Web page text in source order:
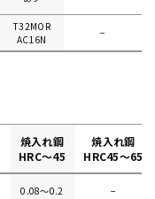
T32MOR
AC16N
−
焼入れ鋼
HRC～45
焼入れ鋼
HRC45～65
0.08〜0.2 −